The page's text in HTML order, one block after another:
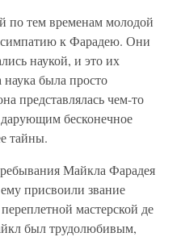
по тем временам молодой
симпатию к Фарадею. Они
наукой, и это их
была просто
представлялась чем-то
бесконечное
тайны.
Майкла Фарадея
присвоили звание
мастерской де
был трудолюбивым,